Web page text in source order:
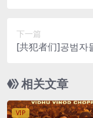
下一篇
[共犯者们]공범자
B][中文字幕]
相关文章
VIP